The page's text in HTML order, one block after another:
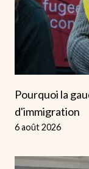
Pourquoi la
d'immigration
6 août 2026